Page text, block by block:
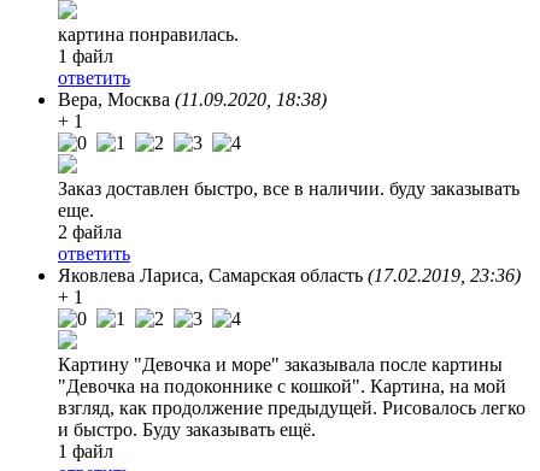
картина понравилась.
1 файл
ответить
Вера, Москва (11.09.2020, 18:38)
+ 1
Заказ доставлен быстро, все в наличии. буду заказывать
еще.
2 файла
ответить
Яковлева Лариса, Самарская область (17.02.2019, 23:36)
+ 1
Картину "Девочка и море" заказывала после картины
"Девочка на подоконнике с кошкой". Картина, на мой
взгляд, как продолжение предыдущей. Рисовалось легко
и быстро. Буду заказывать ещё.
1 файл